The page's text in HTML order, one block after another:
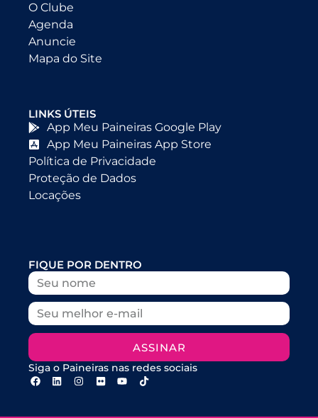
O Clube
Agenda
Anuncie
Mapa do Site
LINKS ÚTEIS
App Meu Paineiras Google Play
App Meu Paineiras App Store
Política de Privacidade
Proteção de Dados
Locações
FIQUE POR DENTRO
ASSINAR
Siga o Paineiras nas redes sociais